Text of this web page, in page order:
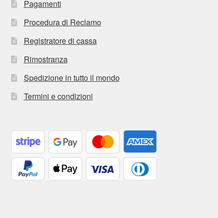
Pagamenti
Procedura di Reclamo
Registratore di cassa
Rimostranza
Spedizione in tutto il mondo
Termini e condizioni